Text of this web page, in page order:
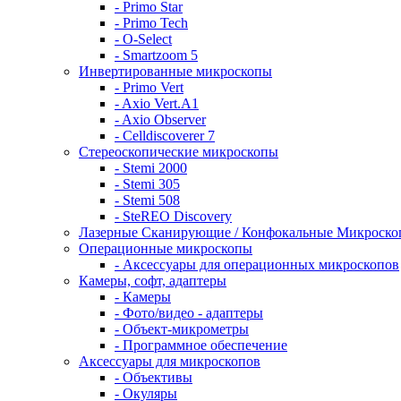
- Primo Star
- Primo Tech
- O-Select
- Smartzoom 5
Инвертированные микроскопы
- Primo Vert
- Axio Vert.A1
- Axio Observer
- Celldiscoverer 7
Стереоскопические микроскопы
- Stemi 2000
- Stemi 305
- Stemi 508
- SteREO Discovery
Лазерные Сканирующие / Конфокальные
Операционные микроскопы
- Аксессуары для операционных микроскопов
Камеры, софт, адаптеры
- Камеры
- Фото/видео - адаптеры
- Объект-микрометры
- Программное обеспечение
Аксессуары для микроскопов
- Объективы
- Окуляры